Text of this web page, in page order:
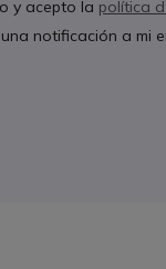
y acepto la política
una notificación a mi